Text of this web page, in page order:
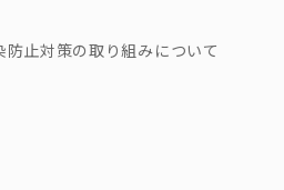
止対策の取り組みについて